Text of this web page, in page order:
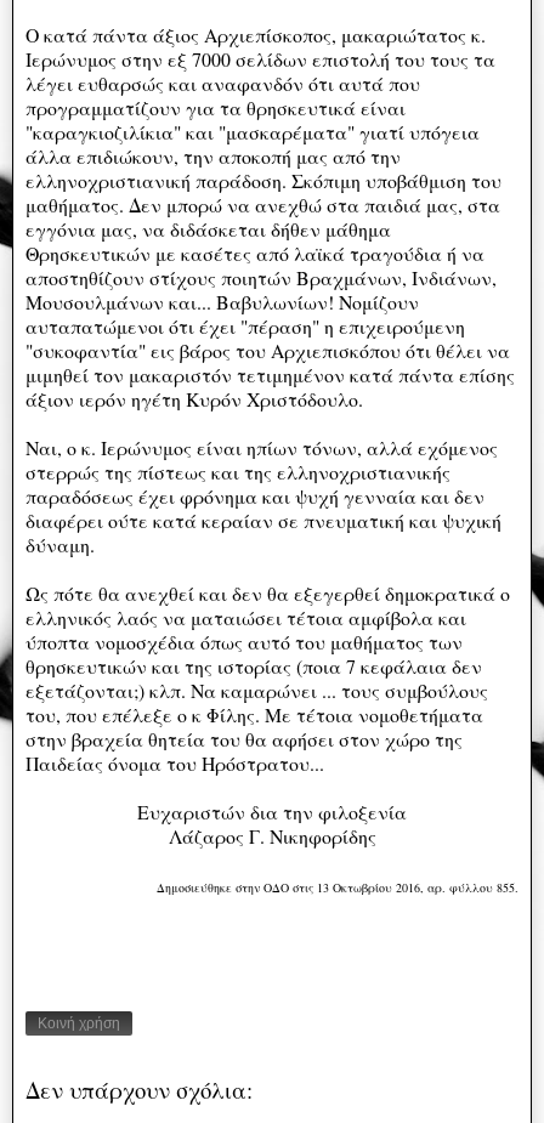
Ο κατά πάντα άξιος Αρχιεπίσκοπος, μακαριώτατος κ.
Ιερώνυμος στην εξ 7000 σελίδων επιστολή του τους τα
λέγει ευθαρσώς και αναφανδόν ότι αυτά που
προγραμματίζουν για τα θρησκευτικά είναι
"καραγκιοζιλίκια" και "μασκαρέματα" γιατί υπόγεια
άλλα επιδιώκουν, την αποκοπή μας από την
ελληνοχριστιανική παράδοση. Σκόπιμη υποβάθμιση του
μαθήματος. Δεν μπορώ να ανεχθώ στα παιδιά μας, στα
εγγόνια μας, να διδάσκεται δήθεν μάθημα
Θρησκευτικών με κασέτες από λαϊκά τραγούδια ή να
αποστηθίζουν στίχους ποιητών Βραχμάνων, Ινδιάνων,
Μουσουλμάνων και... Βαβυλωνίων! Νομίζουν
αυταπατώμενοι ότι έχει "πέραση" η επιχειρούμενη
"συκοφαντία" εις βάρος του Αρχιεπισκόπου ότι θέλει να
μιμηθεί τον μακαριστόν τετιμημένον κατά πάντα επίσης
άξιον ιερόν ηγέτη Κυρόν Χριστόδουλο.
Ναι, ο κ. Ιερώνυμος είναι ηπίων τόνων, αλλά εχόμενος
στερρώς της πίστεως και της ελληνοχριστιανικής
παραδόσεως έχει φρόνημα και ψυχή γενναία και δεν
διαφέρει ούτε κατά κεραίαν σε πνευματική και ψυχική
δύναμη.
Ως πότε θα ανεχθεί και δεν θα εξεγερθεί δημοκρατικά ο
ελληνικός λαός να ματαιώσει τέτοια αμφίβολα και
ύποπτα νομοσχέδια όπως αυτό του μαθήματος των
θρησκευτικών και της ιστορίας (ποια 7 κεφάλαια δεν
εξετάζονται;) κλπ. Να καμαρώνει ... τους συμβούλους
του, που επέλεξε ο κ Φίλης. Με τέτοια νομοθετήματα
στην βραχεία θητεία του θα αφήσει στον χώρο της
Παιδείας όνομα του Ηρόστρατου...
Ευχαριστών δια την φιλοξενία
Λάζαρος Γ. Νικηφορίδης
Δημοσιεύθηκε στην ΟΔΟ στις 13 Οκτωβρίου 2016, αρ. φύλλου 855.
Κοινή χρήση
Δεν υπάρχουν σχόλια: